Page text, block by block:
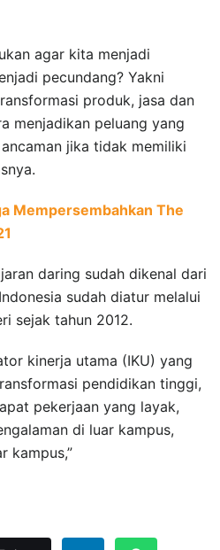
agar kita menjadi
pecundang? Yakni
produk, jasa dan
menjadikan peluang yang
jika tidak memiliki
Mempersembahkan The
daring sudah dikenal dari
sudah diatur melalui
sejak tahun 2012.
kinerja utama (IKU) yang
pendidikan tinggi,
pekerjaan yang layak,
di luar kampus,
kampus,”